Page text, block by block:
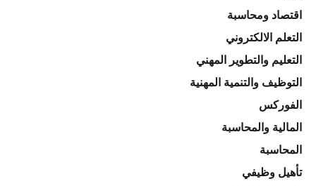
اقتصاد ومحاسبة
التعلم الالكتروني
التعليم والتطوير المهني
التوظيف والتنمية المهنية
الفوركس
المالية والمحاسبة
المحاسبة
تأهيل وظيفي